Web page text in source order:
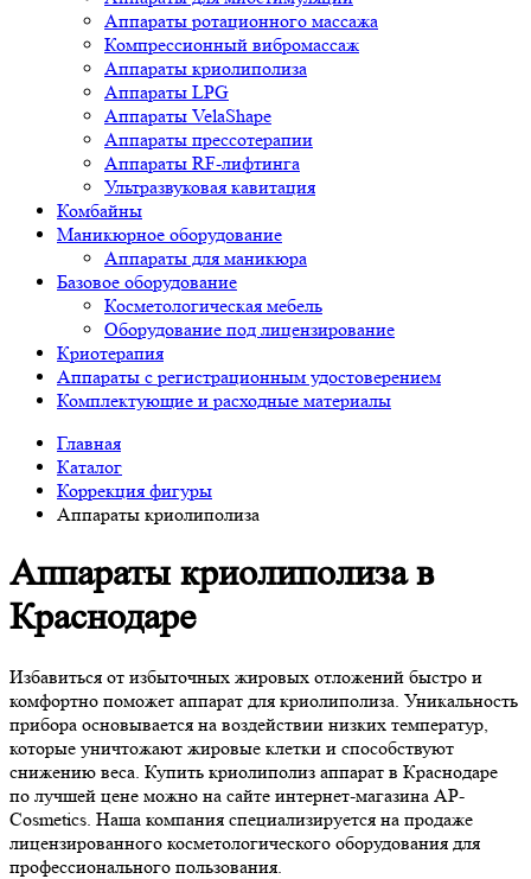
Аппараты ротационного массажа
Компрессионный вибромассаж
Аппараты криолиполиза
Аппараты LPG
Аппараты VelaShape
Аппараты прессотерапии
Аппараты RF-лифтинга
Ультразвуковая кавитация
Комбайны
Маникюрное оборудование
Аппараты для маникюра
Базовое оборудование
Косметологическая мебель
Оборудование под лицензирование
Криотерапия
Аппараты c регистрационным удостоверением
Комплектующие и расходные материалы
Главная
Каталог
Коррекция фигуры
Аппараты криолиполиза
Аппараты криолиполиза в
Краснодаре
Избавиться от избыточных жировых отложений быстро и
комфортно поможет аппарат для криолиполиза. Уникальность
прибора основывается на воздействии низких температур,
которые уничтожают жировые клетки и способствуют
снижению веса. Купить криолиполиз аппарат в Краснодаре
по лучшей цене можно на сайте интернет-магазина AP-
Cosmetics. Наша компания специализируется на продаже
лицензированного косметологического оборудования для
профессионального пользования.